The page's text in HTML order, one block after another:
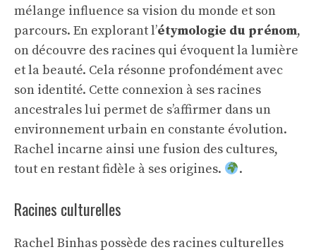
mélange influence sa vision du monde et son
parcours. En explorant l’étymologie du prénom,
on découvre des racines qui évoquent la lumière
et la beauté. Cela résonne profondément avec
son identité. Cette connexion à sesracines
ancestraleslui permet de s’affirmer dans un
environnement urbain en constante évolution.
Rachel incarne ainsi une fusion des cultures,
tout en restant fidèle à ses origines.
.
Racines culturelles
Rachel Binhas possède des racines culturelles